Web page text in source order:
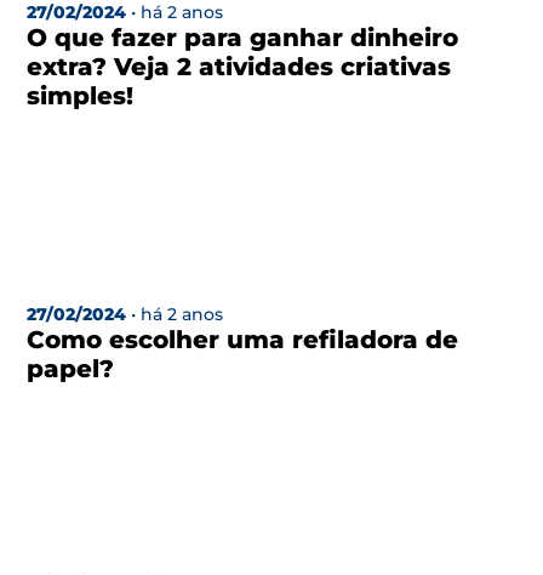
O que fazer para ganhar dinheiro
extra? Veja 2 atividades criativas
simples!
27/02/2024 • há 2 anos
Como escolher uma refiladora de
papel?
27/02/2024 • há 2 anos